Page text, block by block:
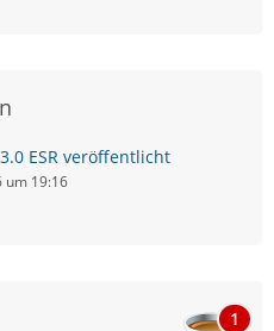
ESR veröffentlicht
um 19:16
1